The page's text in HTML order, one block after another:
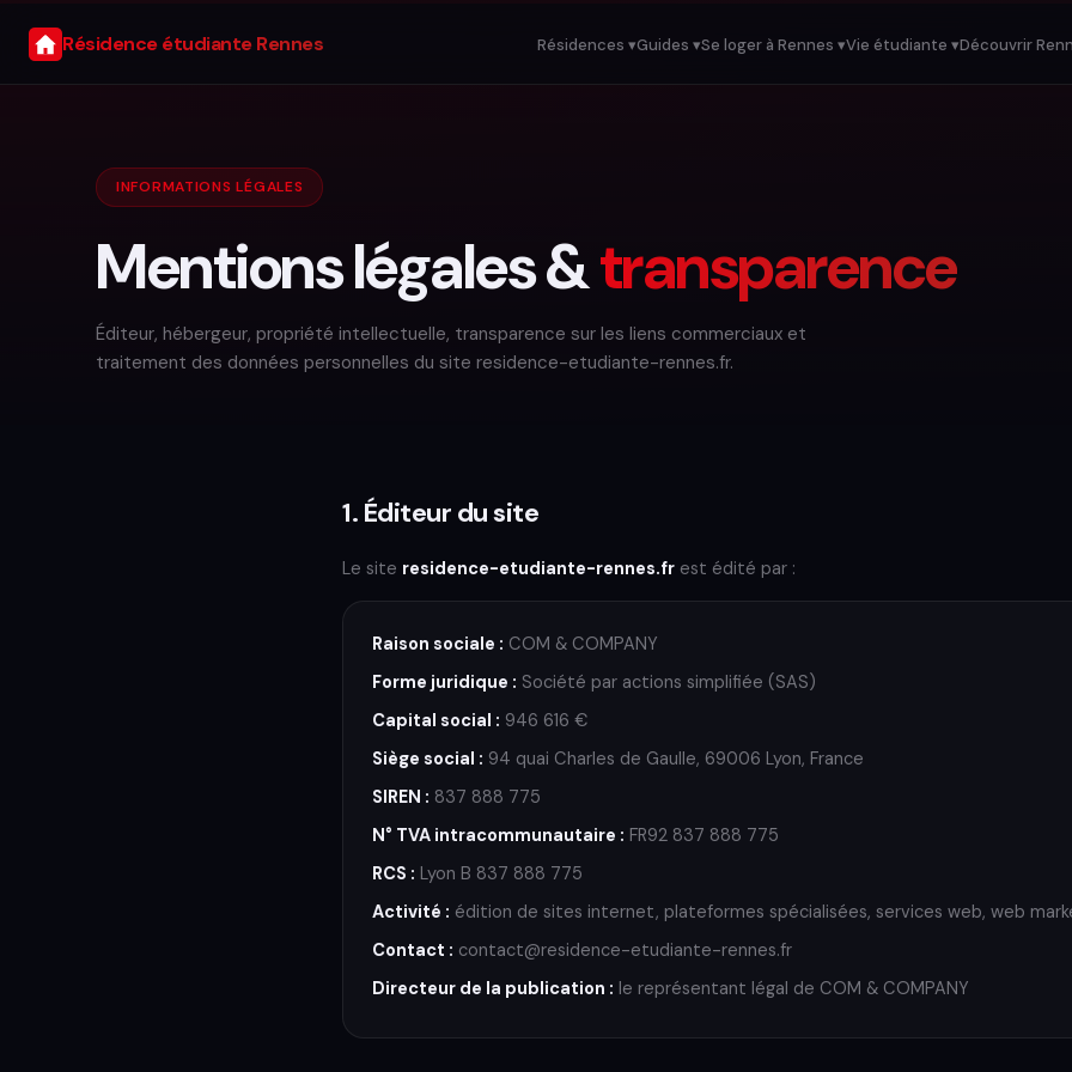
Résidence étudiante Rennes Résidences ▾Guides ▾Se loger à Rennes ▾Vie étudiante ▾Découvrir
INFORMATIONS LÉGALES
Mentions légales &transparence
Éditeur, hébergeur, propriété intellectuelle, transparence sur les liens commerciaux et
traitement des données personnelles du site residence-etudiante-rennes.fr.
1. Éditeur du site
Le site residence-etudiante-rennes.fr est édité par :
Raison sociale : COM & COMPANY
Forme juridique : Société par actions simplifiée (SAS)
Capital social : 946 616 €
Siège social : 94 quai Charles de Gaulle, 69006 Lyon, France
SIREN : 837 888 775
N° TVA intracommunautaire : FR92 837 888 775
RCS : Lyon B 837 888 775
Activité : édition de sites internet, plateformes spécialisées, services web, web
Contact : contact@residence-etudiante-rennes.fr
Directeur de la publication : le représentant légal de COM & COMPANY